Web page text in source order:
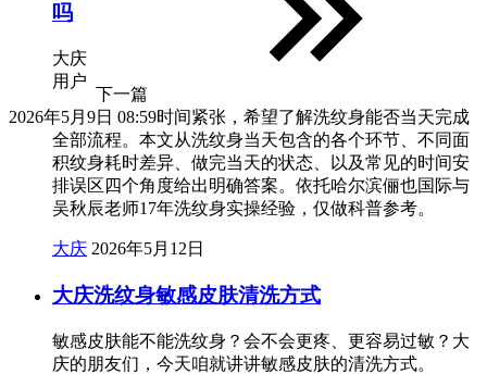
下一篇
2026年5月9日 08:59
吗
大庆
用户
时间紧张，希望了解洗纹身能否当天完成
全部流程。本文从洗纹身当天包含的各个环节、不同面
积纹身耗时差异、做完当天的状态、以及常见的时间安
排误区四个角度给出明确答案。依托哈尔滨俪也国际与
吴秋辰老师17年洗纹身实操经验，仅做科普参考。
大庆 2026年5月12日
大庆洗纹身敏感皮肤清洗方式
敏感皮肤能不能洗纹身？会不会更疼、更容易过敏？大
庆的朋友们，今天咱就讲讲敏感皮肤的清洗方式。